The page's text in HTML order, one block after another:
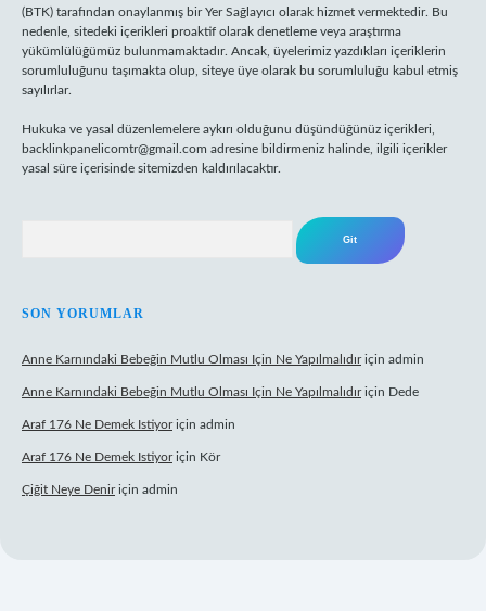
(BTK) tarafından onaylanmış bir Yer Sağlayıcı olarak hizmet vermektedir. Bu
nedenle, sitedeki içerikleri proaktif olarak denetleme veya araştırma
yükümlülüğümüz bulunmamaktadır. Ancak, üyelerimiz yazdıkları içeriklerin
sorumluluğunu taşımakta olup, siteye üye olarak bu sorumluluğu kabul etmiş
sayılırlar.
Hukuka ve yasal düzenlemelere aykırı olduğunu düşündüğünüz içerikleri,
backlinkpanelicomtr@gmail.com adresine bildirmeniz halinde, ilgili içerikler
yasal süre içerisinde sitemizden kaldırılacaktır.
SON YORUMLAR
Anne Karnındaki Bebeğin Mutlu Olması Için Ne Yapılmalıdıriçin admin
Anne Karnındaki Bebeğin Mutlu Olması Için Ne Yapılmalıdıriçin Dede
Araf 176 Ne Demek Istiyoriçin admin
Araf 176 Ne Demek Istiyoriçin Kör
Çiğit Neye Deniriçin admin